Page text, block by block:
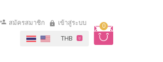
0
สมัครสมาชิก เข้าสู่ระบบ